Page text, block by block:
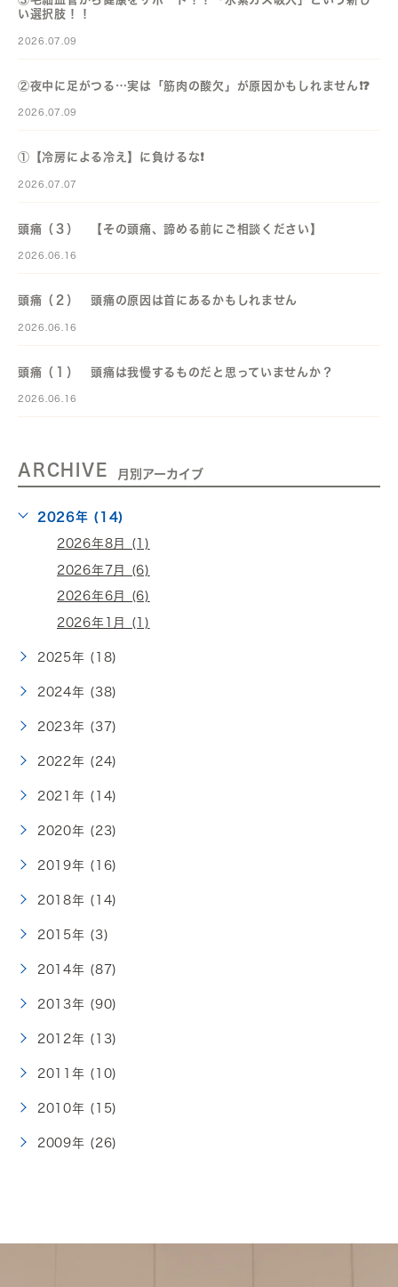
い選択肢！！
2026.07.09
②夜中に足がつる…実は「筋肉の酸欠」が原因かもしれません❗️❓️
2026.07.09
①【冷房による冷え】に負けるな❗️
2026.07.07
頭痛（３） 【その頭痛、諦める前にご相談ください】
2026.06.16
頭痛（２） 頭痛の原因は首にあるかもしれません
2026.06.16
頭痛（１） 頭痛は我慢するものだと思っていませんか？
2026.06.16
ARCHIVE 月別アーカイブ
2026年 (14)
2026年8月 (1)
2026年7月 (6)
2026年6月 (6)
2026年1月 (1)
2025年 (18)
2024年 (38)
2023年 (37)
2022年 (24)
2021年 (14)
2020年 (23)
2019年 (16)
2018年 (14)
2015年 (3)
2014年 (87)
2013年 (90)
2012年 (13)
2011年 (10)
2010年 (15)
2009年 (26)